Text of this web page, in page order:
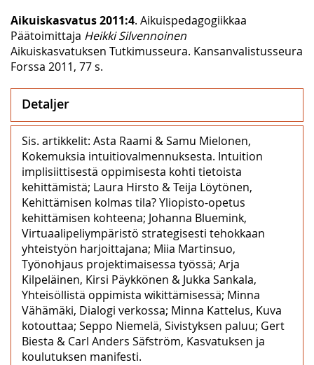
Aikuiskasvatus 2011:4. Aikuispedagogiikkaa
Päätoimittaja Heikki Silvennoinen
Aikuiskasvatuksen Tutkimusseura. Kansanvalistusseura
Forssa 2011, 77 s.
Detaljer
Sis. artikkelit: Asta Raami & Samu Mielonen,
Kokemuksia intuitiovalmennuksesta. Intuition
implisiittisestä oppimisesta kohti tietoista
kehittämistä; Laura Hirsto & Teija Löytönen,
Kehittämisen kolmas tila? Yliopisto-opetus
kehittämisen kohteena; Johanna Bluemink,
Virtuaalipeliympäristö strategisesti tehokkaan
yhteistyön harjoittajana; Miia Martinsuo,
Työnohjaus projektimaisessa työssä; Arja
Kilpeläinen, Kirsi Päykkönen & Jukka Sankala,
Yhteisöllistä oppimista wikittämisessä; Minna
Vähämäki, Dialogi verkossa; Minna Kattelus, Kuva
kotouttaa; Seppo Niemelä, Sivistyksen paluu; Gert
Biesta & Carl Anders Säfström, Kasvatuksen ja
koulutuksen manifesti.